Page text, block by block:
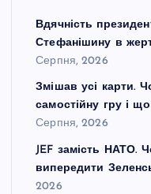
Вдячність
Стефанішину в
Серпня, 2026
Змішав усі карти.
самостійну гру і
Серпня, 2026
JEF замість НАТО.
випередити
2026